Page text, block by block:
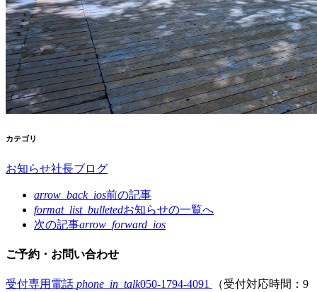
カテゴリ
お知らせ社長ブログ
arrow_back_ios前の記事
format_list_bulletedお知らせの一覧へ
次の記事arrow_forward_ios
ご予約・お問い合わせ
受付専用電話 phone_in_talk050-1794-4091
（受付対応時間：9